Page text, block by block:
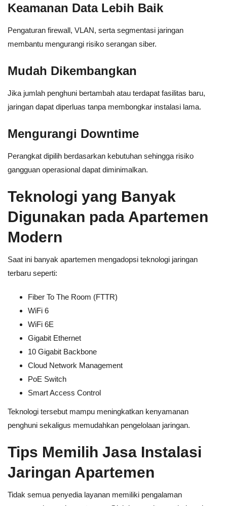
Keamanan Data Lebih Baik
Pengaturan firewall, VLAN, serta segmentasi jaringan
membantu mengurangi risiko serangan siber.
Mudah Dikembangkan
Jika jumlah penghuni bertambah atau terdapat fasilitas baru,
jaringan dapat diperluas tanpa membongkar instalasi lama.
Mengurangi Downtime
Perangkat dipilih berdasarkan kebutuhan sehingga risiko
gangguan operasional dapat diminimalkan.
Teknologi yang Banyak
Digunakan pada Apartemen
Modern
Saat ini banyak apartemen mengadopsi teknologi jaringan
terbaru seperti:
Fiber To The Room (FTTR)
WiFi 6
WiFi 6E
Gigabit Ethernet
10 Gigabit Backbone
Cloud Network Management
PoE Switch
Smart Access Control
Teknologi tersebut mampu meningkatkan kenyamanan
penghuni sekaligus memudahkan pengelolaan jaringan.
Tips Memilih Jasa Instalasi
Jaringan Apartemen
Tidak semua penyedia layanan memiliki pengalaman